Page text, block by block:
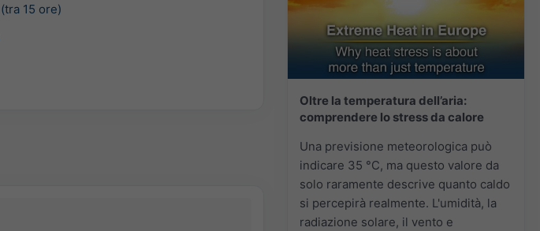
Oltre la temperatura dell’aria:
comprendere lo stress da calore
Una previsione meteorologica può
indicare 35 °C, ma questo valore da
solo raramente descrive quanto caldo
si percepirà realmente. L'umidità, la
radiazione solare, il vento e
(tra 15 ore)